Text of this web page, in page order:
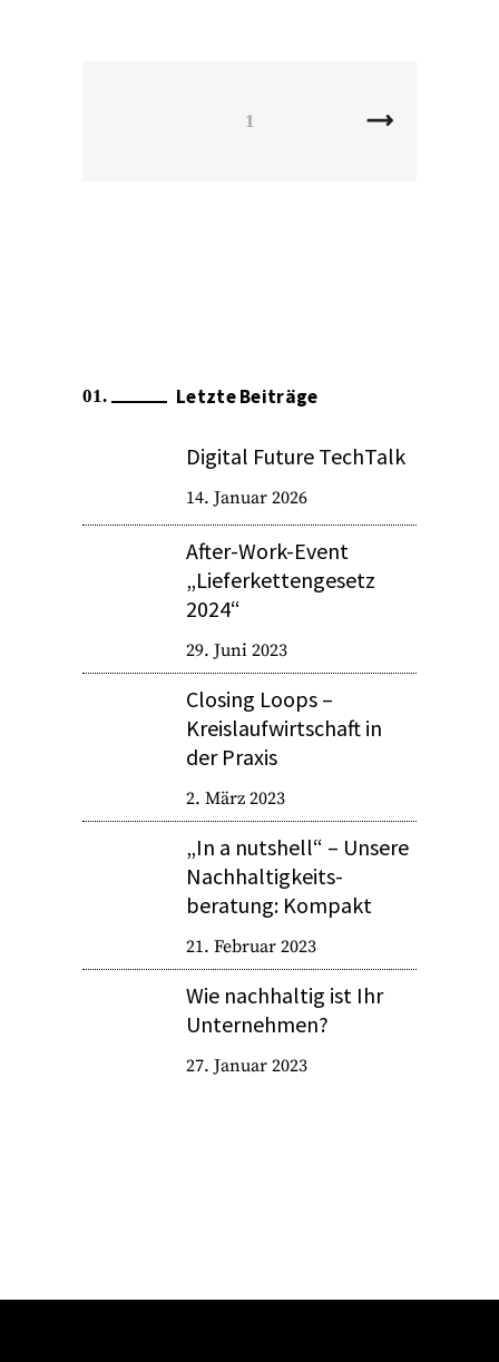
1
Letzte Beiträge
Digital Future TechTalk
14. Januar 2026
After-Work-Event
„Lieferkettengesetz
2024“
29. Juni 2023
Closing Loops –
Kreislaufwirtschaft in
der Praxis
2. März 2023
„In a nutshell“ – Unsere
Nachhaltigkeits­
beratung: Kompakt
21. Februar 2023
Wie nachhaltig ist Ihr
Unternehmen?
27. Januar 2023